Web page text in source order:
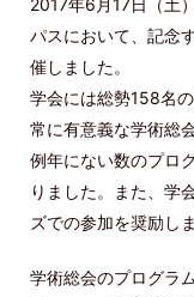
2017年6月17日（土
パスにおいて、記念
催しました。
学会には総勢158名
常に有意義な学術総
例年にない数のプロ
りました。また、学
ズでの参加を奨励し
学術総会のプログラ